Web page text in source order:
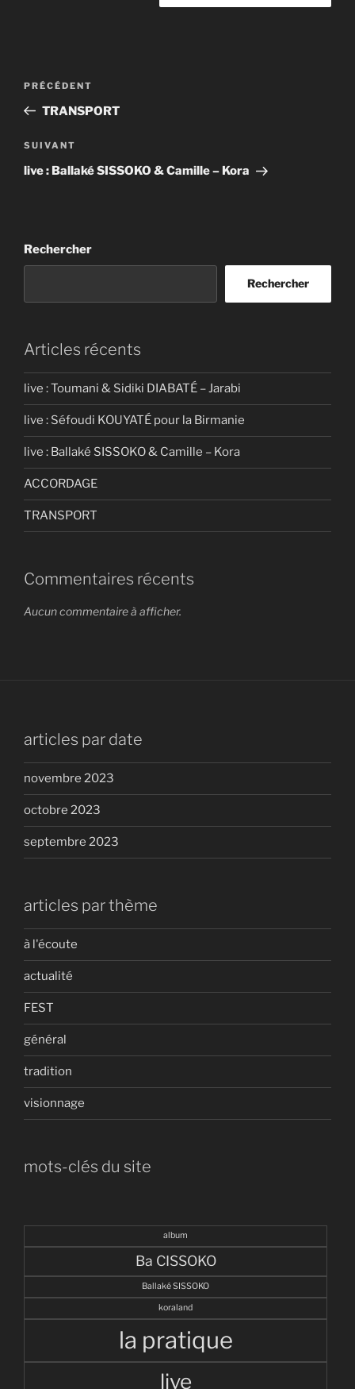
Navigation
l’article
Article
précédent
PRÉCÉDENT
TRANSPORT
Article
suivant
SUIVANT
live : Ballaké SISSOKO & Camille – Kora
Rechercher
Rechercher
Articles récents
live : Toumani & Sidiki DIABATÉ – Jarabi
live : Séfoudi KOUYATÉ pour la Birmanie
live : Ballaké SISSOKO & Camille – Kora
ACCORDAGE
TRANSPORT
Commentaires récents
Aucun commentaire à afficher.
articles par date
novembre 2023
octobre 2023
septembre 2023
articles par thème
à l'écoute
actualité
FEST
général
tradition
visionnage
mots-clés du site
album
Ba CISSOKO
Ballaké SISSOKO
koraland
la pratique
live